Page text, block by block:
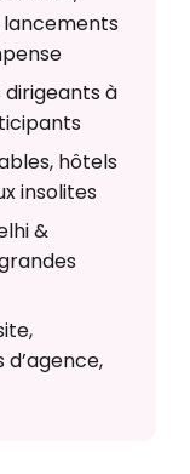
dirigeants à
hôtels
insolites
&